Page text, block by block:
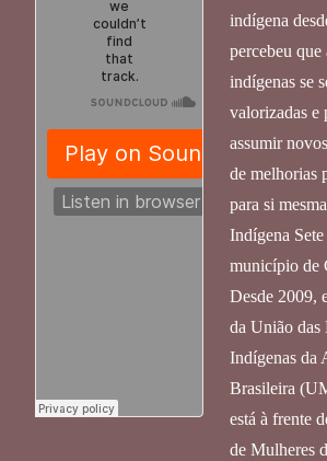
indígena
percebeu que
indígenas se
valorizadas e
assumir
de melhorias
para si
Indígena
município de
Desde 2009,
da União das
Indígenas da
Brasileira
está à frente
de Mulheres